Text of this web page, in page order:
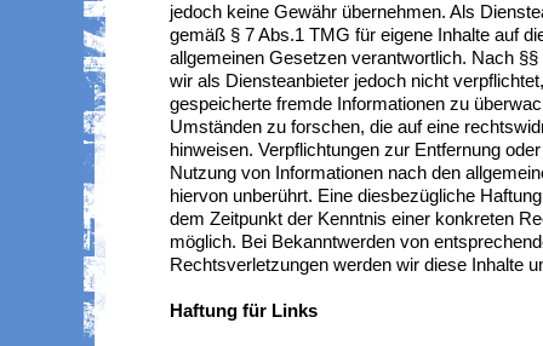
jedoch keine Gewähr übernehmen. Als
gemäß § 7 Abs.1 TMG für eigene Inhalte auf
allgemeinen Gesetzen verantwortlich. Nach
wir als Diensteanbieter jedoch nicht
gespeicherte fremde Informationen zu
Umständen zu forschen, die auf eine
hinweisen. Verpflichtungen zur Entfernung
Nutzung von Informationen nach den
hiervon unberührt. Eine diesbezügliche
dem Zeitpunkt der Kenntnis einer konkreten
möglich. Bei Bekanntwerden von
Rechtsverletzungen werden wir diese Inhalte
Haftung für Links